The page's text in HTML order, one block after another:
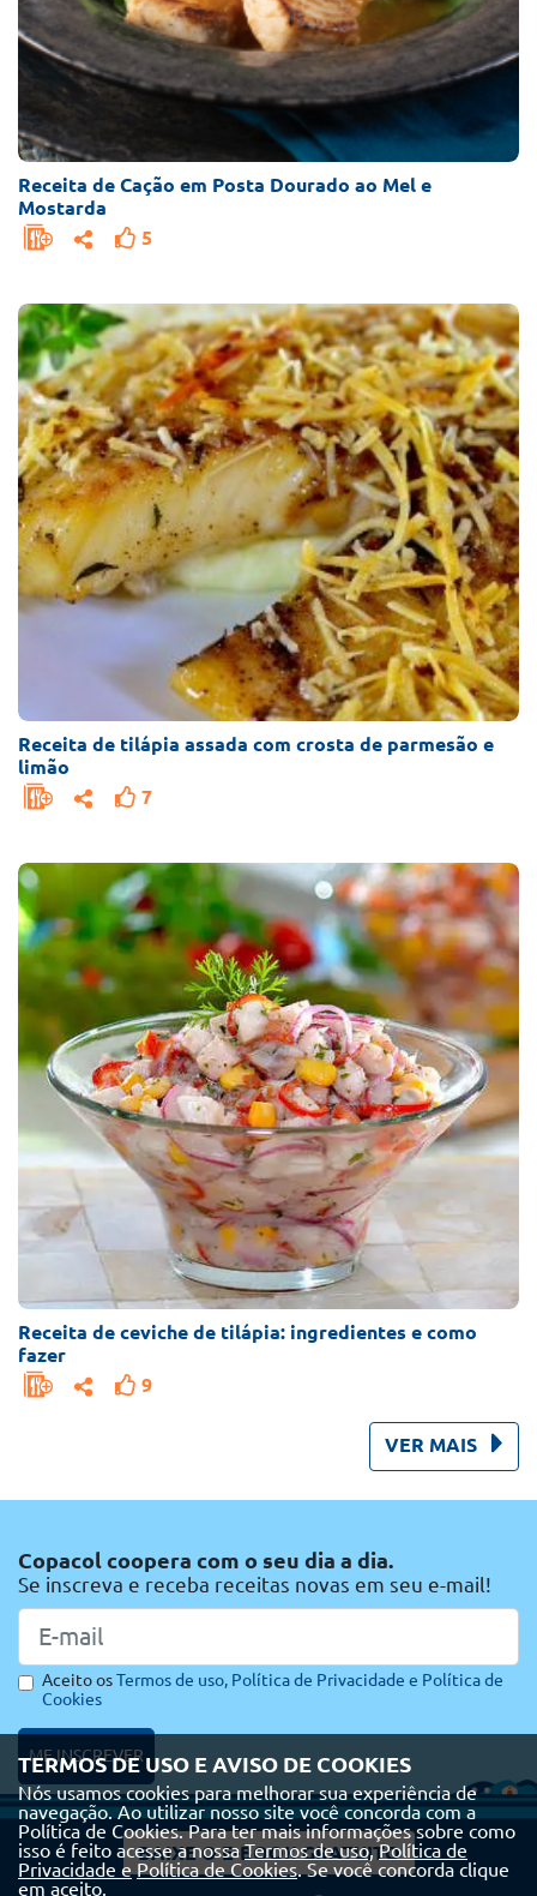
Receita de Cação em Posta Dourado ao Mel e
Mostarda
5
Receita de tilápia assada com crosta de parmesão e
limão
7
Receita de ceviche de tilápia: ingredientes e como
fazer
9
VER MAIS
TERMOS DE USO E AVISO DE COOKIES
Nós usamos cookies para melhorar sua experiência de
navegação. Ao utilizar nosso site você concorda com a
Política de Cookies. Para ter mais informações sobre como
isso é feito acesse a nossaTermos de uso, Política de
Privacidade e Política de Cookies. Se você concorda clique
em aceito.
Copacol coopera com o seu dia a dia.
Se inscreva e receba receitas novas em seu e-mail!
Aceito osTermos de uso, Política de Privacidade e Política de
Cookies
ME INSCREVER
BAIXE O E-BOOK GRATUITO